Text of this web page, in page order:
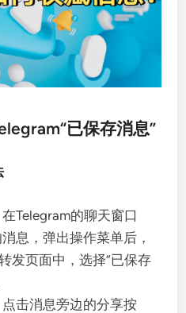
已保存消息”
在Telegram的聊天窗口
息，弹出操作菜单后，
发页面中，选择“已保存
点击消息旁边的分享按